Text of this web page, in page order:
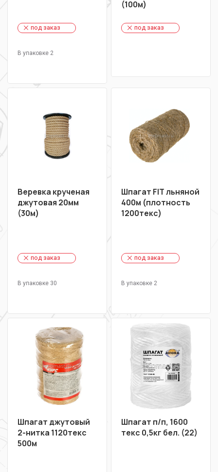
под заказ
В упаковке 2
(100м)
под заказ
Веревка крученая
джутовая 20мм
(30м)
под заказ
В упаковке 30
Шпагат FIT льняной
400м (плотность
1200текс)
под заказ
В упаковке 2
Шпагат джутовый
2-нитка 1120текс
500м
Шпагат п/п, 1600
текс 0,5кг бел. (22)